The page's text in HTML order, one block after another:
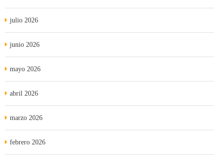
julio 2026
junio 2026
mayo 2026
abril 2026
marzo 2026
febrero 2026